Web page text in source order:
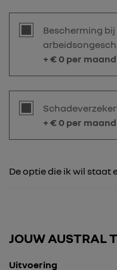
Bescherming
+ €0 per maand
+ €0 per maand
De optie die ik wil staat
JOUW AUSTRAL
Uitvoering